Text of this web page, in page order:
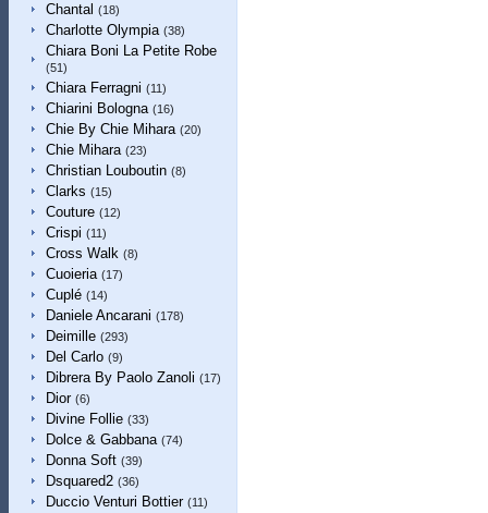
Chantal (18)
Charlotte Olympia (38)
Chiara Boni La Petite Robe
(51)
Chiara Ferragni (11)
Chiarini Bologna (16)
Chie By Chie Mihara (20)
Chie Mihara (23)
Christian Louboutin (8)
Clarks (15)
Couture (12)
Crispi (11)
Cross Walk (8)
Cuoieria (17)
Cuplé (14)
Daniele Ancarani (178)
Deimille (293)
Del Carlo (9)
Dibrera By Paolo Zanoli (17)
Dior (6)
Divine Follie (33)
Dolce & Gabbana (74)
Donna Soft (39)
Dsquared2 (36)
Duccio Venturi Bottier (11)